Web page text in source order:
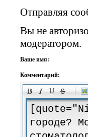
Отправляя
Вы не
модератором.
Ваше имя:
Комментарий:
-
-
-